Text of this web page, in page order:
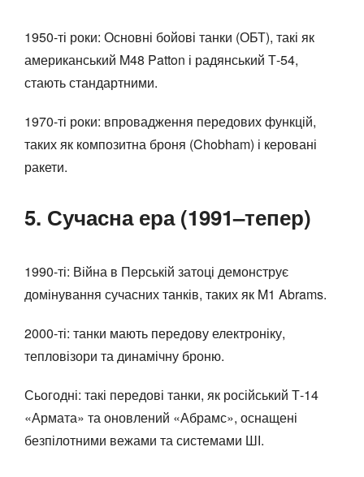
1950-ті роки: Основні бойові танки (ОБТ), такі як
американський M48 Patton і радянський Т-54,
стають стандартними.
1970-ті роки: впровадження передових функцій,
таких як композитна броня (Chobham) і керовані
ракети.
5. Сучасна ера (1991–тепер)
1990-ті: Війна в Перській затоці демонструє
домінування сучасних танків, таких як M1 Abrams.
2000-ті: танки мають передову електроніку,
тепловізори та динамічну броню.
Сьогодні: такі передові танки, як російський Т-14
«Армата» та оновлений «Абрамс», оснащені
безпілотними вежами та системами ШІ.